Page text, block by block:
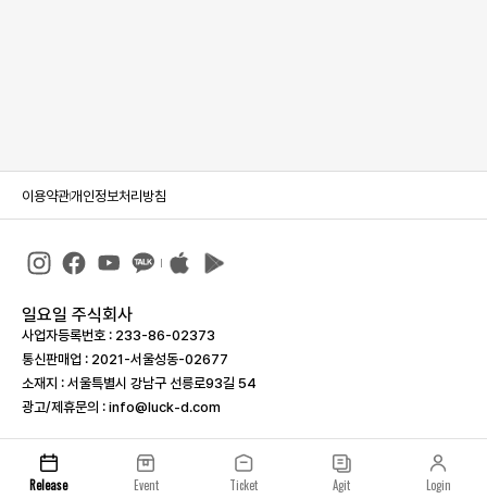
이용약관개인정보처리방침
일요일 주식회사
사업자등록번호 : 233-86-023­73
통신판매업 : 2021-서울성동-02677
소재지 : 서울특별시 강남구 선릉로93길 54
광고/제휴문의 : info@luck-d.com
Release Event Ticket Agit Login